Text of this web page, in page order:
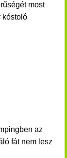
most
kóstoló
az
fát nem lesz